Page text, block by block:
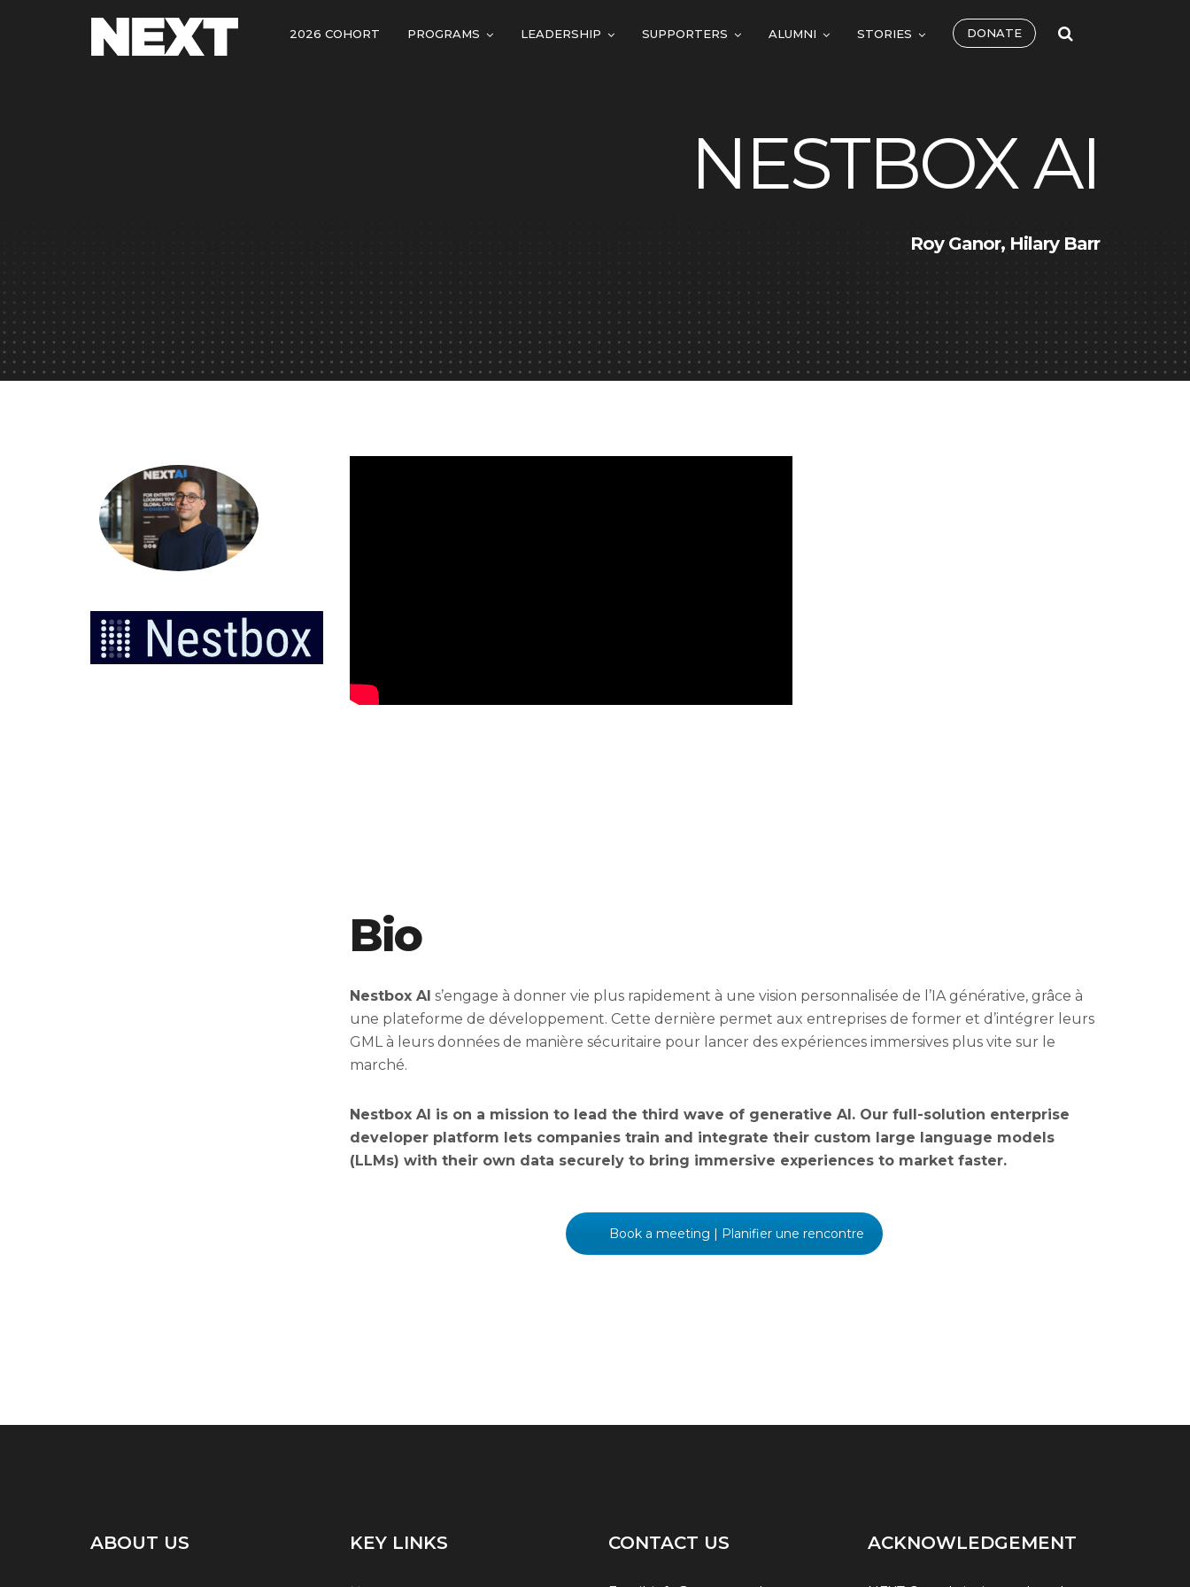
2026 COHORT PROGRAMS LEADERSHIP SUPPORTERS ALUMNI STORIES DONATE
NESTBOX AI
Roy Ganor, Hilary Barr
Bio
Nestbox AI s’engage à donner vie plus rapidement à une vision personnalisée de l’IA générative, grâce à
une plateforme de développement. Cette dernière permet aux entreprises de former et d’intégrer leurs
GML à leurs données de manière sécuritaire pour lancer des expériences immersives plus vite sur le
marché.
Nestbox AI is on a mission to lead the third wave of generative AI. Our full-solution enterprise
developer platform lets companies train and integrate their custom large language models
(LLMs) with their own data securely to bring immersive experiences to market faster.
Book a meeting | Planifier une rencontre
ABOUT US KEY LINKS CONTACT US ACKNOWLEDGEMENT